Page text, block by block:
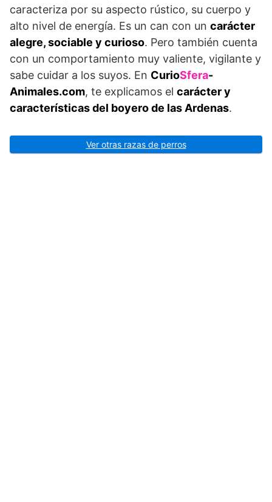
caracteriza por su aspecto rústico, su cuerpo y
alto nivel de energía. Es un can con un carácter
alegre, sociable y curioso. Pero también cuenta
con un comportamiento muy valiente, vigilante y
sabe cuidar a los suyos. En CurioSfera-
Animales.com, te explicamos el carácter y
características del boyero de las Ardenas.
Ver otras razas de perros